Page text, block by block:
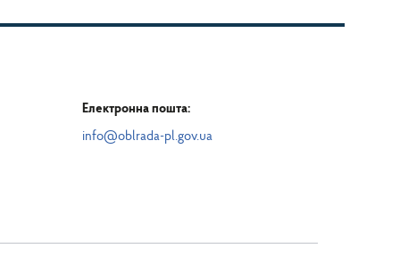
Електронна пошта:
info@oblrada-pl.gov.ua